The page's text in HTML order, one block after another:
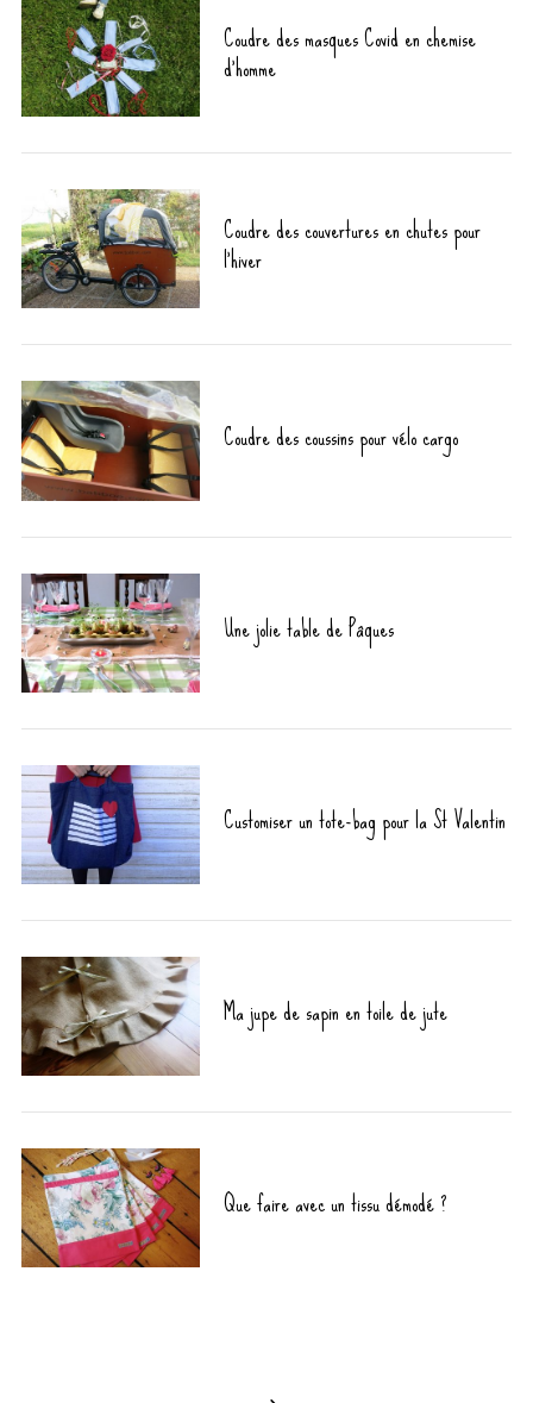
Coudre des masques Covid en chemise
d’homme
Coudre des couvertures en chutes pour
l’hiver
Coudre des coussins pour vélo cargo
Une jolie table de Pâques
Customiser un tote-bag pour la St Valentin
Ma jupe de sapin en toile de jute
Que faire avec un tissu démodé ?
S
a
h
f
o
r
: